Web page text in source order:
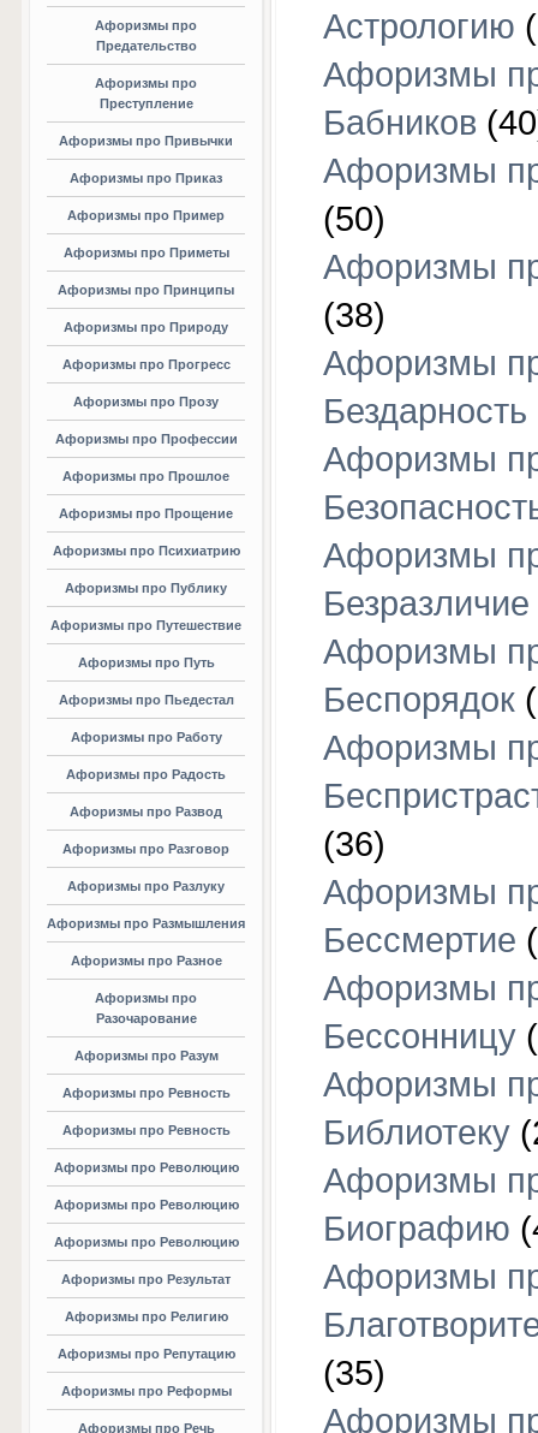
Афоризмы про
Предательство
Афоризмы про
Преступление
Афоризмы про Привычки
Афоризмы про Приказ
Афоризмы про Пример
Афоризмы про Приметы
Афоризмы про Принципы
Афоризмы про Природу
Афоризмы про Прогресс
Афоризмы про Прозу
Афоризмы про Профессии
Афоризмы про Прошлое
Афоризмы про Прощение
Афоризмы про Психиатрию
Афоризмы про Публику
Афоризмы про Путешествие
Афоризмы про Путь
Афоризмы про Пьедестал
Афоризмы про Работу
Афоризмы про Радость
Афоризмы про Развод
Афоризмы про Разговор
Афоризмы про Разлуку
Афоризмы про Размышления
Афоризмы про Разное
Афоризмы про
Разочарование
Афоризмы про Разум
Афоризмы про Ревность
Афоризмы про Ревность
Афоризмы про Революцию
Афоризмы про Революцию
Афоризмы про Революцию
Афоризмы про Результат
Афоризмы про Религию
Афоризмы про Репутацию
Афоризмы про Реформы
Афоризмы про Речь
Астрологию
Афоризмы
Бабников
Афоризмы
(50)
Афоризмы
(38)
Афоризмы
Бездарность
Афоризмы
Афоризмы
Безразличие
Афоризмы
Беспорядок
Афоризмы
(36)
Афоризмы
Бессмертие
Афоризмы
Бессонницу
Афоризмы
Библиотеку
Афоризмы
Биографию
Афоризмы
(35)
Афоризмы